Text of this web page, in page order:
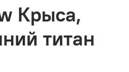
Крыса,
титан